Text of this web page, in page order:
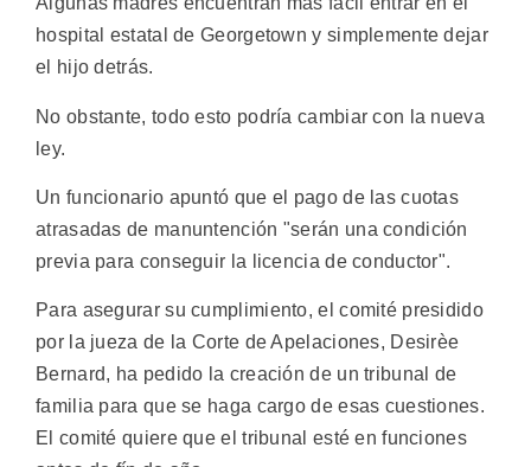
hospital estatal de Georgetown y simplemente dejar
el hijo detrás.
No obstante, todo esto podría cambiar con la nueva
ley.
Un funcionario apuntó que el pago de las cuotas
atrasadas de manuntención "serán una condición
previa para conseguir la licencia de conductor".
Para asegurar su cumplimiento, el comité presidido
por la jueza de la Corte de Apelaciones, Desirèe
Bernard, ha pedido la creación de un tribunal de
familia para que se haga cargo de esas cuestiones.
El comité quiere que el tribunal esté en funciones